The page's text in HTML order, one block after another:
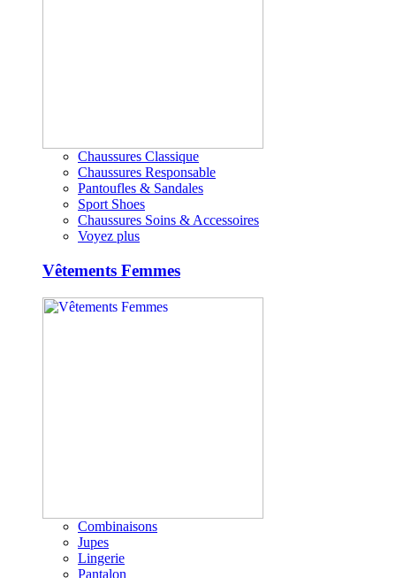
Chaussures Classique
Chaussures Responsable
Pantoufles & Sandales
Sport Shoes
Chaussures Soins & Accessoires
Voyez plus
Vêtements Femmes
Combinaisons
Jupes
Lingerie
Pantalon